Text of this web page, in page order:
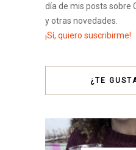
día de mis posts sobre
y otras novedades.
¡Sí, quiero suscribirme!
¿TE